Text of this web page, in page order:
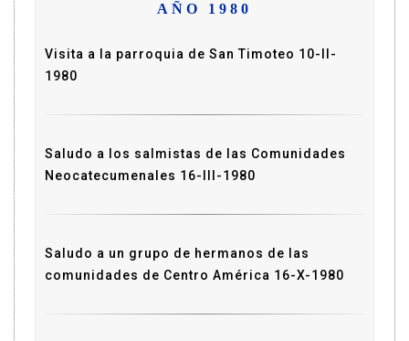
AÑO 1980
Visita a la parroquia de San Timoteo 10-II-
1980
Saludo a los salmistas de las Comunidades
Neocatecumenales 16-III-1980
Saludo a un grupo de hermanos de las
comunidades de Centro América 16-X-1980